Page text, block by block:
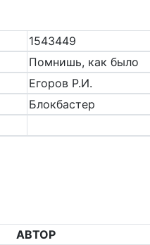
1543449
Помнишь, как было
Егоров Р.И.
Блокбастер
АВТОР